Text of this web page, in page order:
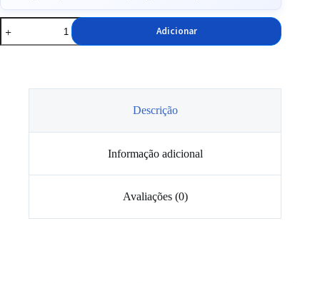
Quantidade
de
Panela
Adicionar
Descrição
Informação adicional
Avaliações (0)